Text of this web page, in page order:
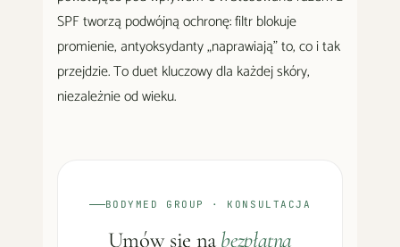
SPF tworzą podwójną ochronę: filtr blokuje
promienie, antyoksydanty „naprawiają" to, co i tak
przejdzie. To duet kluczowy dla każdej skóry,
niezależnie od wieku.
BODYMED GROUP · KONSULTACJA
Umów się na bezpłatną